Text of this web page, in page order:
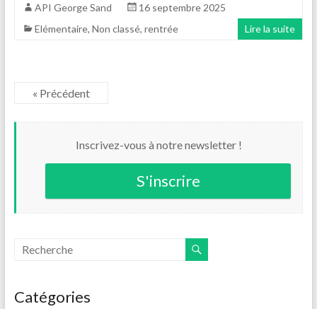
API George Sand
16 septembre 2025
Elémentaire, Non classé, rentrée Lire la suite
« Précédent
Inscrivez-vous à notre newsletter !
S'inscrire
Catégories